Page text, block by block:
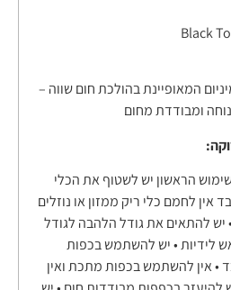
המאופיינת בהולכת חום שווה –
הראשון יש לשטוף את הכלי
אין לחמם כלי ריק ממזון או נוזלים
יש להתאים את גודל הלהבה לגודל
לידיות • יש להשתמש בכפות
• אין להשתמש בכפות מתכת ואין